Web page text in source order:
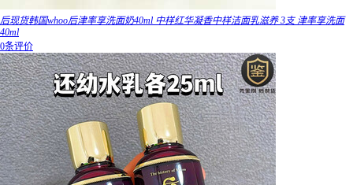
后现货韩国whoo后津率享洗面奶40ml 中样红华凝香中样洁面乳滋养 3支 津率享洗面
40ml
0条评价